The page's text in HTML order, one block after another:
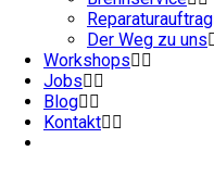
Reparaturauftrag
Der Weg zu uns
Workshops
Jobs
Blog
Kontakt